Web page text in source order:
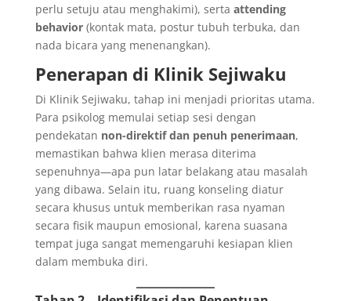
perlu setuju atau menghakimi), serta attending
behavior(kontak mata, postur tubuh terbuka, dan
nada bicara yang menenangkan).
Penerapan di Klinik Sejiwaku
Di Klinik Sejiwaku, tahap ini menjadi prioritas utama.
Para psikolog memulai setiap sesi dengan
pendekatan non-direktif dan penuh penerimaan,
memastikan bahwa klien merasa diterima
sepenuhnya—apa pun latar belakang atau masalah
yang dibawa. Selain itu, ruang konseling diatur
secara khusus untuk memberikan rasa nyaman
secara fisik maupun emosional, karena suasana
tempat juga sangat memengaruhi kesiapan klien
dalam membuka diri.